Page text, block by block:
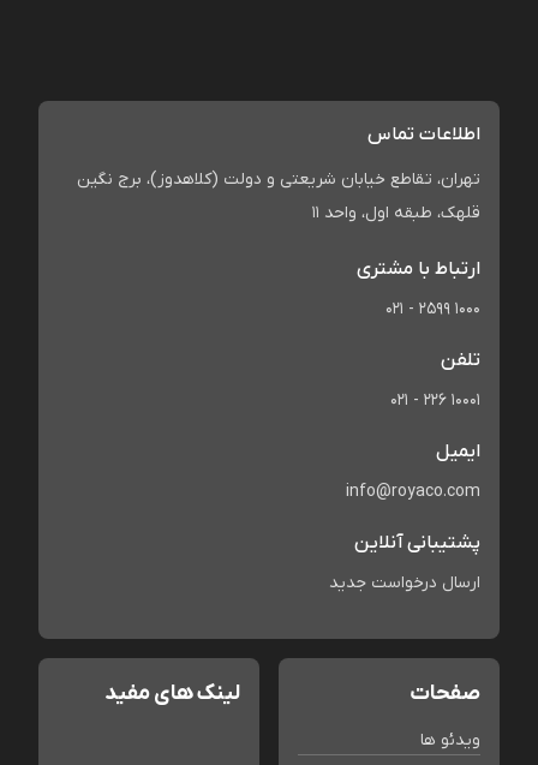
اطلاعات تماس
تهران، تقاطع خیابان شریعتی و دولت (کلاهدوز)، برج نگین
قلهک، طبقه اول، واحد 11
ارتباط با مشتری
021 - 2599 1000
تلفن
021 - 226 10001
ایمیل
info@royaco.com
پشتیبانی آنلاین
ارسال درخواست جدید
صفحات
ویدئو ها
لینک های مفید